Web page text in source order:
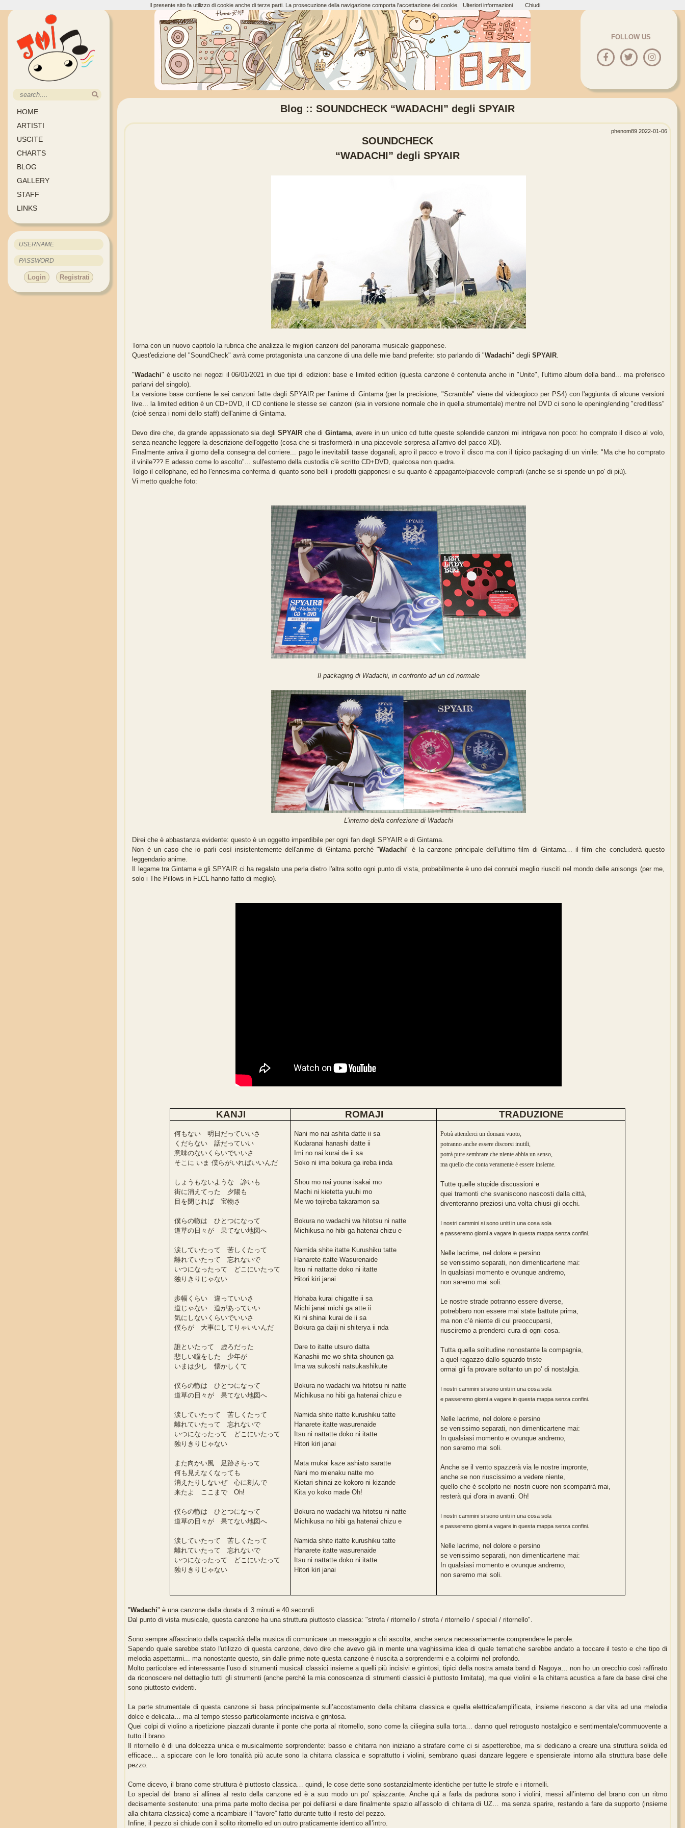
HOME
ARTISTI
USCITE
CHARTS
BLOG
GALLERY
STAFF
LINKS
Login Registrati
FOLLOW US
Blog :: SOUNDCHECK “WADACHI” degli SPYAIR
phenom89 2022-01-06
SOUNDCHECK
“WADACHI” degli SPYAIR
Torna con un nuovo capitolo la rubrica che analizza le migliori canzoni del panorama musicale giapponese.
Quest'edizione del "SoundCheck" avrà come protagonista una canzone di una delle mie band preferite: sto parlando di "Wadachi" degliSPYAIR.
"Wadachi" è uscito nei negozi il 06/01/2021 in due tipi di edizioni: base e limited edition (questa canzone è contenuta anche in "Unite", l'ultimo album della band... ma preferisco
parlarvi del singolo).
La versione base contiene le sei canzoni fatte dagli SPYAIR per l'anime di Gintama (per la precisione, "Scramble" viene dal videogioco per PS4) con l'aggiunta di alcune versioni
live... la limited edition è un CD+DVD, il CD contiene le stesse sei canzoni (sia in versione normale che in quella strumentale) mentre nel DVD ci sono le opening/ending "creditless"
(cioè senza i nomi dello staff) dell'anime di Gintama.
Devo dire che, da grande appassionato sia degliSPYAIR che di Gintama, avere in un unico cd tutte queste splendide canzoni mi intrigava non poco: ho comprato il disco al volo,
senza neanche leggere la descrizione dell'oggetto (cosa che si trasformerà in una piacevole sorpresa all'arrivo del pacco XD).
Finalmente arriva il giorno della consegna del corriere... pago le inevitabili tasse doganali, apro il pacco e trovo il disco ma con il tipico packaging di un vinile: "Ma che ho comprato
il vinile??? E adesso come lo ascolto"... sull'esterno della custodia c'è scritto CD+DVD, qualcosa non quadra.
Tolgo il cellophane, ed ho l'ennesima conferma di quanto sono belli i prodotti giapponesi e su quanto è appagante/piacevole comprarli (anche se si spende un po' di più).
Vi metto qualche foto:
Il packaging di Wadachi, in confronto ad un cd normale
L’interno della confezione di Wadachi
Direi che è abbastanza evidente: questo è un oggetto imperdibile per ogni fan degli SPYAIR e di Gintama.
Non è un caso che io parli così insistentemente dell'anime di Gintama perché "Wadachi" è la canzone principale dell'ultimo film di Gintama… il film che concluderà questo
leggendario anime.
Il legame tra Gintama e gli SPYAIR ci ha regalato una perla dietro l'altra sotto ogni punto di vista, probabilmente è uno dei connubi meglio riusciti nel mondo delle anisongs (per me,
solo i The Pillows in FLCL hanno fatto di meglio).
KANJI ROMAJI TRADUZIONE
何もない 明日だっていいさ
くだらない 話だっていい
意味のないくらいでいいさ
そこに いま 僕らがいればいいんだ
しょうもないような 諍いも
街に消えてった 夕陽も
目を閉じれば 宝物さ
僕らの轍は ひとつになって
道草の日々が 果てない地図へ
涙していたって 苦しくたって
離れていたって 忘れないで
いつになったって どこにいたって
独りきりじゃない
歩幅くらい 違っていいさ
道じゃない 道があっていい
気にしないくらいでいいさ
僕らが 大事にしてりゃいいんだ
誰といたって 虚ろだった
悲しい瞳をした 少年が
いまは少し 懐かしくて
僕らの轍は ひとつになって
道草の日々が 果てない地図へ
涙していたって 苦しくたって
離れていたって 忘れないで
いつになったって どこにいたって
独りきりじゃない
また向かい風 足跡さらって
何も見えなくなっても
消えたりしないぜ 心に刻んで
来たよ ここまで Oh!
僕らの轍は ひとつになって
道草の日々が 果てない地図へ
涙していたって 苦しくたって
離れていたって 忘れないで
いつになったって どこにいたって
独りきりじゃない
Nani mo nai ashita datte ii sa
Kudaranai hanashi datte ii
Imi no nai kurai de ii sa
Soko ni ima bokura ga ireba iinda
Shou mo nai youna isakai mo
Machi ni kietetta yuuhi mo
Me wo tojireba takaramon sa
Bokura no wadachi wa hitotsu ni natte
Michikusa no hibi ga hatenai chizu e
Namida shite itatte Kurushiku tatte
Hanarete itatte Wasurenaide
Itsu ni nattatte doko ni itatte
Hitori kiri janai
Hohaba kurai chigatte ii sa
Michi janai michi ga atte ii
Ki ni shinai kurai de ii sa
Bokura ga daiji ni shiterya ii nda
Dare to itatte utsuro datta
Kanashii me wo shita shounen ga
Ima wa sukoshi natsukashikute
Bokura no wadachi wa hitotsu ni natte
Michikusa no hibi ga hatenai chizu e
Namida shite itatte kurushiku tatte
Hanarete itatte wasurenaide
Itsu ni nattatte doko ni itatte
Hitori kiri janai
Mata mukai kaze ashiato saratte
Nani mo mienaku natte mo
Kietari shinai ze kokoro ni kizande
Kita yo koko made Oh!
Bokura no wadachi wa hitotsu ni natte
Michikusa no hibi ga hatenai chizu e
Namida shite itatte kurushiku tatte
Hanarete itatte wasurenaide
Itsu ni nattatte doko ni itatte
Hitori kiri janai
Potrà attenderci un domani vuoto,
potranno anche essere discorsi inutili,
potrà pure sembrare che niente abbia un senso,
ma quello che conta veramente è essere insieme.
Tutte quelle stupide discussioni e
quei tramonti che svaniscono nascosti dalla città,
diventeranno preziosi una volta chiusi gli occhi.
I nostri cammini si sono uniti in una cosa sola
e passeremo giorni a vagare in questa mappa senza confini.
Nelle lacrime, nel dolore e persino
se venissimo separati, non dimenticartene mai:
In qualsiasi momento e ovunque andremo,
non saremo mai soli.
Le nostre strade potranno essere diverse,
potrebbero non essere mai state battute prima,
ma non c’è niente di cui preoccuparsi,
riusciremo a prenderci cura di ogni cosa.
Tutta quella solitudine nonostante la compagnia,
a quel ragazzo dallo sguardo triste
ormai gli fa provare soltanto un po’ di nostalgia.
I nostri cammini si sono uniti in una cosa sola
e passeremo giorni a vagare in questa mappa senza confini.
Nelle lacrime, nel dolore e persino
se venissimo separati, non dimenticartene mai:
In qualsiasi momento e ovunque andremo,
non saremo mai soli.
Anche se il vento spazzerà via le nostre impronte,
anche se non riuscissimo a vedere niente,
quello che è scolpito nei nostri cuore non scomparirà mai,
resterà qui d'ora in avanti. Oh!
I nostri cammini si sono uniti in una cosa sola
e passeremo giorni a vagare in questa mappa senza confini.
Nelle lacrime, nel dolore e persino
se venissimo separati, non dimenticartene mai:
In qualsiasi momento e ovunque andremo,
non saremo mai soli.
"Wadachi" è una canzone dalla durata di 3 minuti e 40 secondi.
Dal punto di vista musicale, questa canzone ha una struttura piuttosto classica: "strofa / ritornello / strofa / ritornello / special / ritornello".
Sono sempre affascinato dalla capacità della musica di comunicare un messaggio a chi ascolta, anche senza necessariamente comprendere le parole.
Sapendo quale sarebbe stato l'utilizzo di questa canzone, devo dire che avevo già in mente una vaghissima idea di quale tematiche sarebbe andato a toccare il testo e che tipo di
melodia aspettarmi... ma nonostante questo, sin dalle prime note questa canzone è riuscita a sorprendermi e a colpirmi nel profondo.
Molto particolare ed interessante l’uso di strumenti musicali classici insieme a quelli più incisivi e grintosi, tipici della nostra amata band di Nagoya… non ho un orecchio così raffinato
da riconoscere nel dettaglio tutti gli strumenti (anche perché la mia conoscenza di strumenti classici è piuttosto limitata), ma quei violini e la chitarra acustica a fare da base direi che
sono piuttosto evidenti.
La parte strumentale di questa canzone si basa principalmente sull’accostamento della chitarra classica e quella elettrica/amplificata, insieme riescono a dar vita ad una melodia
dolce e delicata… ma al tempo stesso particolarmente incisiva e grintosa.
Quei colpi di violino a ripetizione piazzati durante il ponte che porta al ritornello, sono come la ciliegina sulla torta… danno quel retrogusto nostalgico e sentimentale/commuovente a
tutto il brano.
Il ritornello è di una dolcezza unica e musicalmente sorprendente: basso e chitarra non iniziano a strafare come ci si aspetterebbe, ma si dedicano a creare una struttura solida ed
efficace… a spiccare con le loro tonalità più acute sono la chitarra classica e soprattutto i violini, sembrano quasi danzare leggere e spensierate intorno alla struttura base delle
pezzo.
Come dicevo, il brano come struttura è piuttosto classica… quindi, le cose dette sono sostanzialmente identiche per tutte le strofe e i ritornelli.
Lo special del brano si allinea al resto della canzone ed è a suo modo un po’ spiazzante. Anche qui a farla da padrona sono i violini, messi all’interno del brano con un ritmo
decisamente sostenuto: una prima parte molto decisa per poi defilarsi e dare finalmente spazio all’assolo di chitarra di UZ… ma senza sparire, restando a fare da supporto (insieme
alla chitarra classica) come a ricambiare il “favore” fatto durante tutto il resto del pezzo.
Infine, il pezzo si chiude con il solito ritornello ed un outro praticamente identico all’intro.
Il presente sito fa utilizzo di cookie anche di terze parti. La prosecuzione della navigazione comporta l'accettazione dei cookie. Ulteriori informazioni Chiudi